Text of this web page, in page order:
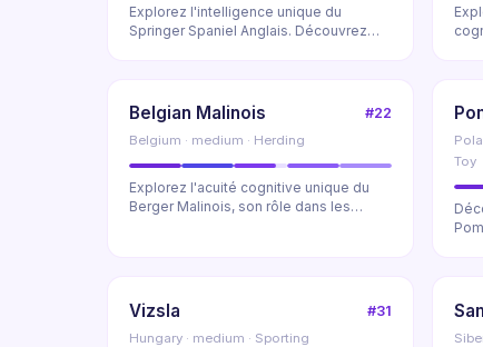
Explorez l'intelligence unique du
Springer Spaniel Anglais. Découvrez
Belgian Malinois #22
Belgium · medium · Herding
Explorez l'acuité cognitive unique du
Berger Malinois, son rôle dans les
Toy
Vizsla #31
Hungary · medium · Sporting